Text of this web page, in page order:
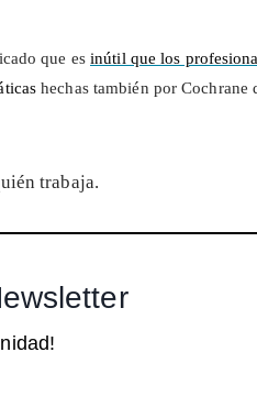
que es inútil que los
hechas también por Cochrane
trabaja.